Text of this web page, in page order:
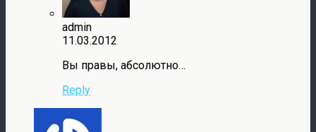
admin
11.03.2012
Вы правы, абсолютно…
Reply